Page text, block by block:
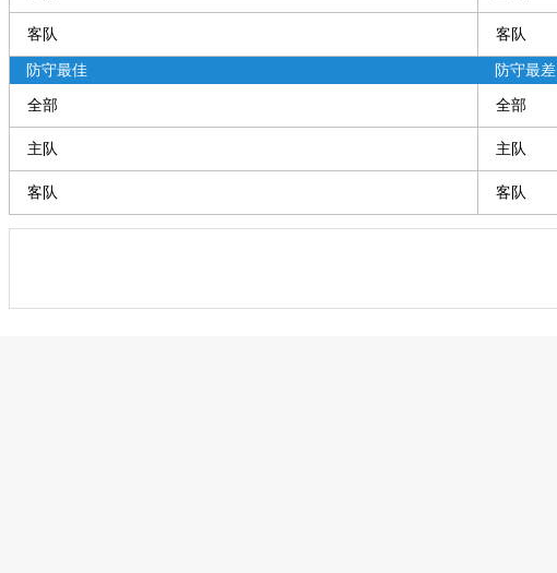
客队 客队
防守最佳
全部
主队
客队
防守最差
全部
主队
客队